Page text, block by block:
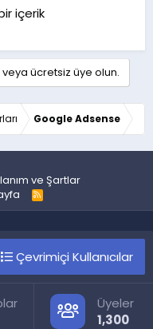
içerik
ücretsiz üye olun.
Google Adsense
ve Şartlar
R
S
Çevrimiçi Kullanıcılar
Üyeler
1,300